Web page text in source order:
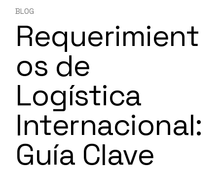
BLOG
Requerimient
os de
Logística
Internacional:
Guía Clave